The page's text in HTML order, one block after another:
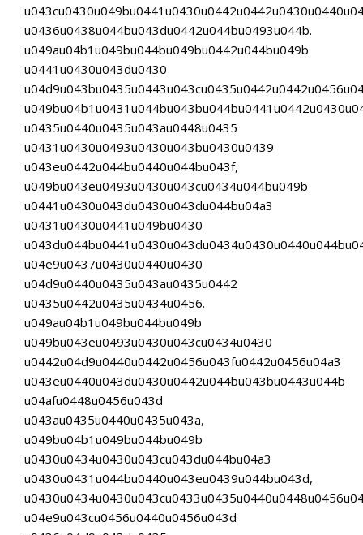
u0436u0438u044bu043du0442u044bu0493u044b.
u049au04b1u049bu044bu049bu0442u044bu049b
u0441u0430u043du0430
u0435u0440u0435u043au0448u0435
u0431u0430u0493u0430u043bu0430u0439
u043eu0442u044bu0440u044bu043f,
u049bu043eu0493u0430u043cu0434u044bu049b
u0441u0430u043du0430u043du044bu04a3
u0431u0430u0441u049bu0430
u04e9u0437u0430u0440u0430
u04d9u0440u0435u043au0435u0442
u0435u0442u0435u0434u0456.
u049au04b1u049bu044bu049b
u049bu043eu0493u0430u043cu0434u0430
u0442u04d9u0440u0442u0456u043fu0442u0456u04a3
u043eu0440u043du0430u0442u044bu043bu0443u044b
u04afu0448u0456u043d
u043au0435u0440u0435u043a,
u049bu04b1u049bu044bu049b
u0430u0434u0430u043cu043du044bu04a3
u0430u0431u044bu0440u043eu0439u044bu043d,
u04e9u043cu0456u0440u0456u043d